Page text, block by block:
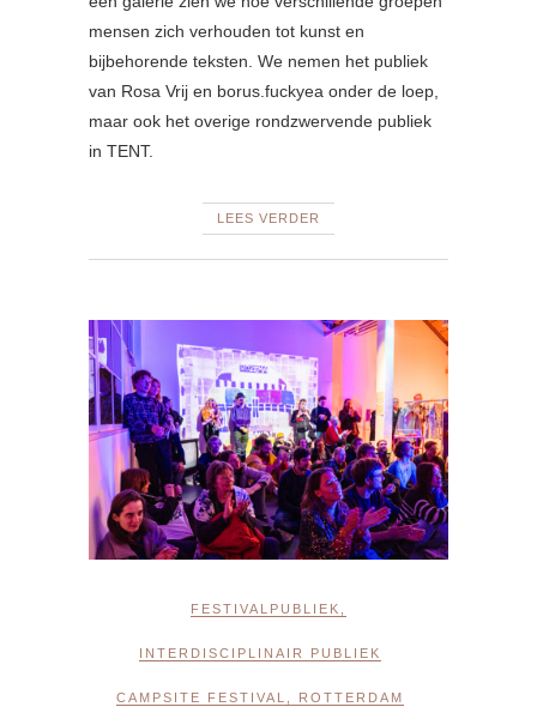
mensen zich verhouden tot kunst en
bijbehorende teksten. We nemen het publiek
van Rosa Vrij en borus.fuckyea onder de loep,
maar ook het overige rondzwervende publiek
in TENT.
LEES VERDER
FESTIVALPUBLIEK
INTERDISCIPLINAIR PUBLIEK
CAMPSITE FESTIVAL ROTTERDAM